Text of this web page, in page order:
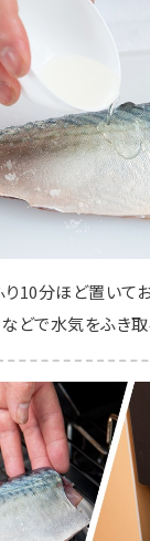
10分ほど置いてお
どで水気をふき取